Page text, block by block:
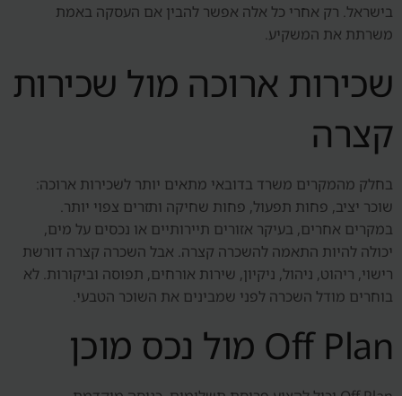
בישראל. רק אחרי כל אלה אפשר להבין אם העסקה באמת
משרתת את המשקיע.
שכירות ארוכה מול שכירות
קצרה
בחלק מהמקרים משרד בדובאי מתאים יותר לשכירות ארוכה:
שוכר יציב, פחות תפעול, פחות שחיקה ותזרים צפוי יותר.
במקרים אחרים, בעיקר אזורים תיירותיים או נכסים על מים,
יכולה להיות התאמה להשכרה קצרה. אבל השכרה קצרה דורשת
רישוי, ריהוט, ניהול, ניקיון, שירות אורחים, תפוסה וביקורות. לא
בוחרים מודל השכרה לפני שמבינים את השוכר הטבעי.
Off Plan מול נכס מוכן